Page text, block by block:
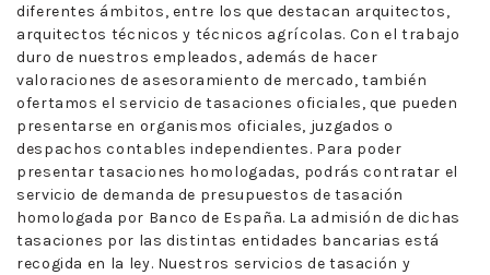
diferentes ámbitos, entre los que destacan arquitectos,
arquitectos técnicos y técnicos agrícolas. Con el trabajo
duro de nuestros empleados, además de hacer
valoraciones de asesoramiento de mercado, también
ofertamos el servicio de tasaciones oficiales, que pueden
presentarse en organismos oficiales, juzgados o
despachos contables independientes. Para poder
presentar tasaciones homologadas, podrás contratar el
servicio de demanda de presupuestos de tasación
homologada por Banco de España. La admisión de dichas
tasaciones por las distintas entidades bancarias está
recogida en la ley. Nuestros servicios de tasación y